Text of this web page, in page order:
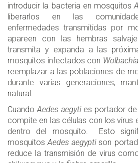
introducir la bacteria en mosquitos
liberarlos en las
enfermedades transmitidas por
apareen con las hembras
transmita y expanda a las
mosquitos infectados con Wolbachia
reemplazar a las poblaciones de
durante varias generaciones,
natural.
Cuando Aedes aegyti es portador de
compite en las células con los virus
dentro del mosquito. Esto
mosquitosAedes aegyptison
reduce la transmisión de virus